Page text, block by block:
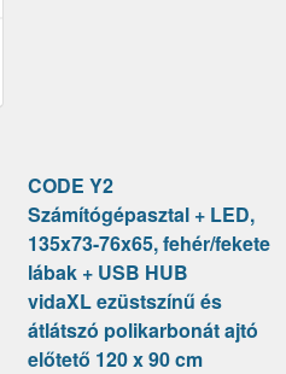
CODE Y2
Számítógépasztal + LED,
135x73-76x65, fehér/fekete
lábak + USB HUB
vidaXL ezüstszínű és
átlátszó polikarbonát ajtó
előtető 120 x 90 cm